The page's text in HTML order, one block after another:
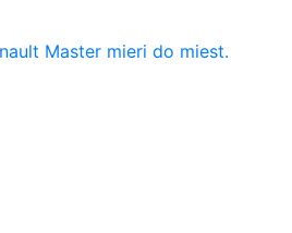
Master mieri do miest.